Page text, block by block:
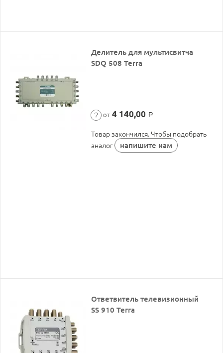
Делитель для мультисвитча
SDQ 508 Terra
от 4 140,00 Р
Товар закончился. Чтобы подобрать
аналог
напишите нам
Ответвитель телевизионный
SS 910 Terra